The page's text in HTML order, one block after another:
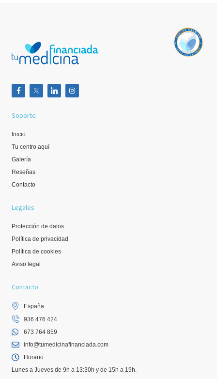
Soporte
Inicio
Tu centro aquí
Galería
Reseñas
Contacto
Legales
Protección de datos
Política de privacidad
Política de cookies
Aviso legal
Contacto
España
936 476 424
673 764 859
info@tumedicinafinanciada.com
Horario
Lunes a Jueves de 9h a 13:30h y de 15h a 19h.